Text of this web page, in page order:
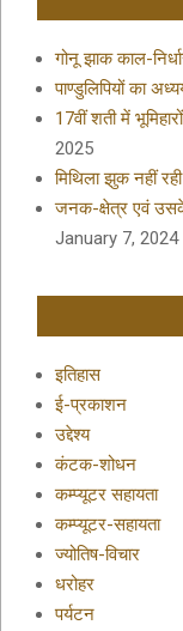
गोनू झाक काल-
पाण्डुलिपियों का
17वीं शती में
2025
मिथिला झुक नहीं
जनक-क्षेत्र एवं
January 7, 2024
इतिहास
ई-प्रकाशन
उद्देश्य
कंटक-शोधन
कम्प्यूटर सहायता
कम्प्यूटर-सहायता
ज्योतिष-विचार
धरोहर
पर्यटन